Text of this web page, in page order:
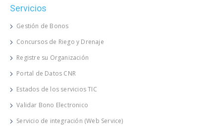
Servicios
Gestión de Bonos
Concursos de Riego y Drenaje
Registre su Organización
Portal de Datos CNR
Estados de los servicios TIC
Validar Bono Electronico
Servicio de integración (Web Service)